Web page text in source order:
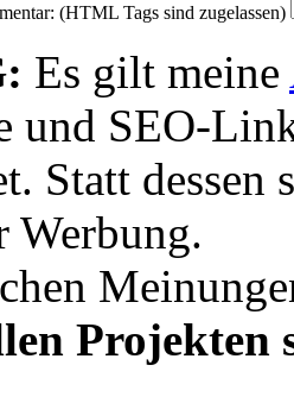
(HTML Tags sind zugelassen)
Es gilt meine
und SEO-
Statt dessen
Werbung.
Projekten